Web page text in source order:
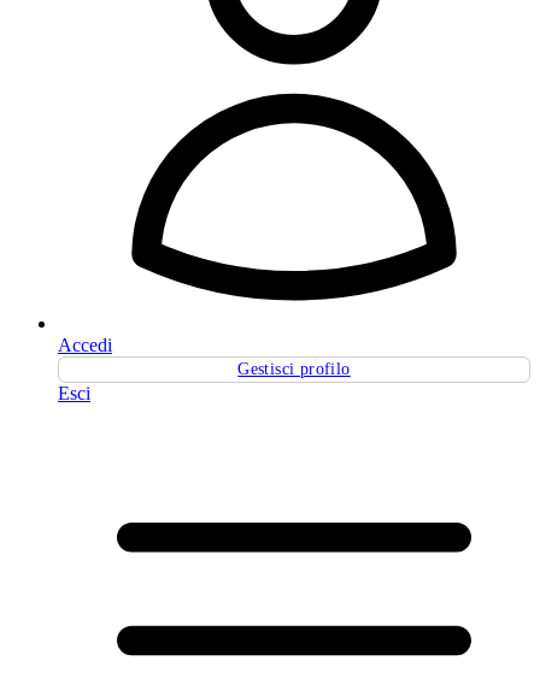
Accedi
Gestisci profilo
Esci